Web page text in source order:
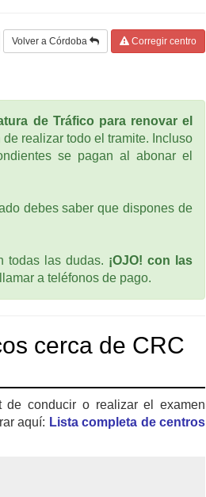
Volver a Córdoba Corregir centro
de Tráfico para renovar el
realizar todo el tramite. Incluso
se pagan al abonar el
debes saber que dispones de
todas las dudas. ¡OJO! con las
a teléfonos de pago.
cerca de CRC
de conducir o realizar el examen
aquí: Lista completa de centros